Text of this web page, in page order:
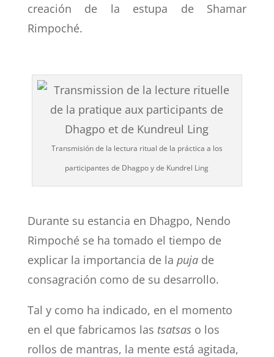
creación de la estupa de Shamar
Rimpoché.
Transmisión de la lectura ritual de la práctica a los
participantes de Dhagpo y de Kundrel Ling
Durante su estancia en Dhagpo, Nendo
Rimpoché se ha tomado el tiempo de
explicar la importancia de la pujade
consagración como de su desarrollo.
Tal y como ha indicado, en el momento
en el que fabricamos las tsatsas o los
rollos de mantras, la mente está agitada,